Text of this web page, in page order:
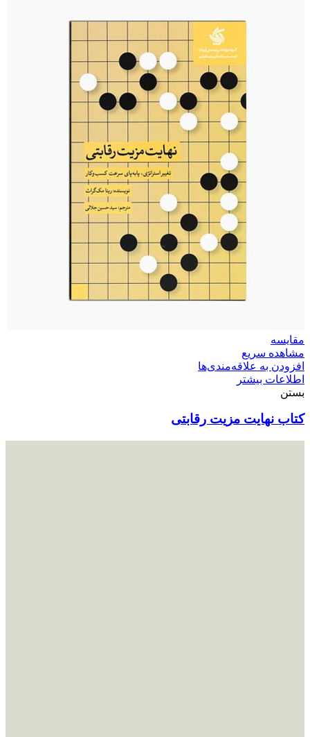
مقایسه
مشاهده سریع
افزودن به علاقه‌مندی‌ها
اطلاعات بیشتر
بستن
کتاب نهایت مزیت رقابتی